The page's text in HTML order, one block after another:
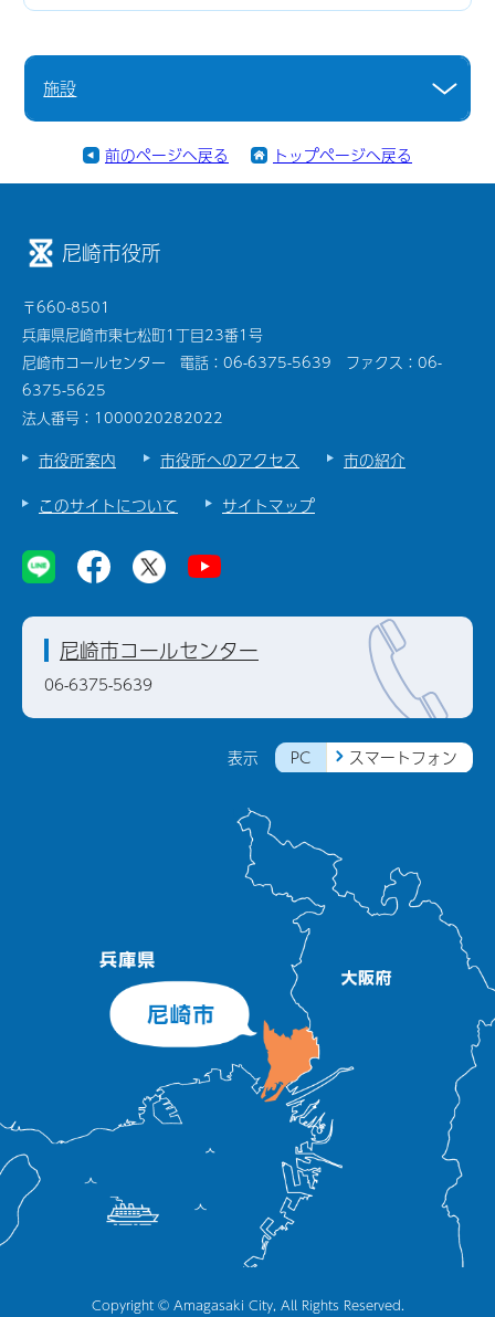
施設
前のページへ戻る トップページへ戻る
尼崎市役所
〒660-8501
兵庫県尼崎市東七松町1丁目23番1号
尼崎市コールセンター 電話：06-6375-5639 ファクス：06-
6375-5625
法人番号：1000020282022
市役所案内 市役所へのアクセス
市の紹介
このサイトについて
サイトマップ
表示 PC スマートフォン
尼崎市コールセンター
06-6375-5639
Copyright © Amagasaki City, All Rights Reserved.